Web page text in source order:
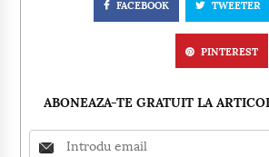
FACEBOOK TWEETER
PINTEREST
ABONEAZA-TE GRATUIT LA